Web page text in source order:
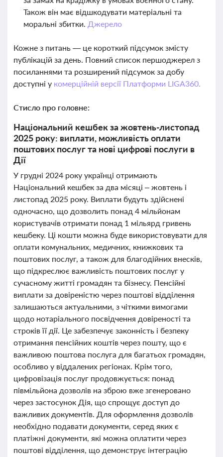
Також він має відшкодувати матеріальні та
моральні збитки. Джерело
Кожне з питань — це короткий підсумок змісту
публікацій за день. Повний список першоджерел з
посиланнями та розширений підсумок за добу
доступні у комерційній версії Платформи LIGA360.
Стисло про головне:
Національний кешбек за жовтень-листопад
2025 року: виплати, можливість оплати
поштових послуг та нові цифрові послуги в
Дії
У грудні 2024 року українці отримають
Національний кешбек за два місяці – жовтень і
листопад 2025 року. Виплати будуть здійснені
одночасно, що дозволить понад 4 мільйонам
користувачів отримати понад 1 мільярд гривень
кешбеку. Ці кошти можна буде використовувати для
оплати комунальних, медичних, книжкових та
поштових послуг, а також для благодійних внесків,
що підкреслює важливість поштових послуг у
сучасному житті громадян та бізнесу. Пенсійні
виплати за довіреністю через поштові відділення
залишаються актуальними, з чіткими вимогами
щодо нотаріального посвідчення довіреності та
строків її дії. Це забезпечує законність і безпеку
отримання пенсійних коштів через пошту, що є
важливою поштова послуга для багатьох громадян,
особливо у віддалених регіонах. Крім того,
цифровізація послуг продовжується: понад
півмільйона дозволів на зброю вже згенеровано
через застосунок Дія, що спрощує доступ до
важливих документів. Для оформлення дозволів
необхідно подавати документи, серед яких є
платіжні документи, які можна оплатити через
поштові відділення, що демонструє інтеграцію